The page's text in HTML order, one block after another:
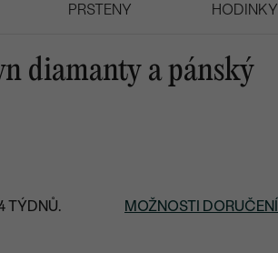
PRSTENY
HODINKY
diamanty a pánský
TÝDNŮ. MOŽNOSTI DORUČENÍ